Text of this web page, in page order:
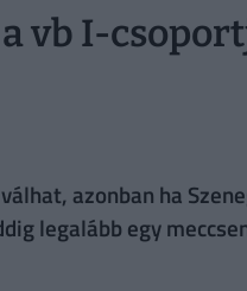
vb I-
azonban ha
legalább egy